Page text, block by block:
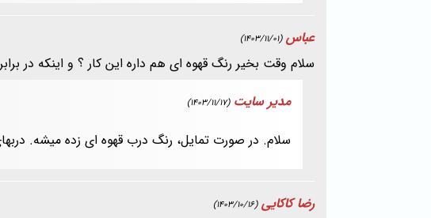
عباس(1403/11/01)
سلام وقت بخیر رنگ قهوه ای هم داره این کار ؟ و اینکه در
مدیر سایت (1403/11/17)
سلام. در صورت تمایل، رنگ درب قهوه ای زده میشه.
رضا کاکایی(1403/10/16)